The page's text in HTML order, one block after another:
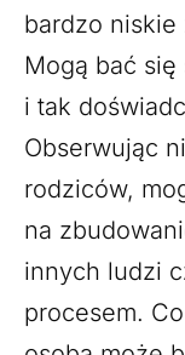
bardzo
Mogą bać
i tak
Obserwując
rodziców,
na
innych ludzi
procesem.